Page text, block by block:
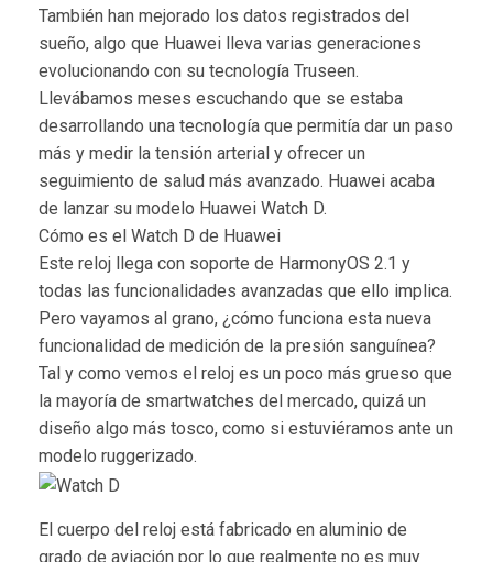
También han mejorado los datos registrados del
sueño, algo que Huawei lleva varias generaciones
evolucionando con su tecnología Truseen.
Llevábamos meses escuchando que se estaba
desarrollando una tecnología que permitía dar un paso
más y medir la tensión arterial y ofrecer un
seguimiento de salud más avanzado. Huawei acaba
de lanzar su modelo Huawei Watch D.
Cómo es el Watch D de Huawei
Este reloj llega con soporte de HarmonyOS 2.1 y
todas las funcionalidades avanzadas que ello implica.
Pero vayamos al grano, ¿cómo funciona esta nueva
funcionalidad de medición de la presión sanguínea?
Tal y como vemos el reloj es un poco más grueso que
la mayoría de smartwatches del mercado, quizá un
diseño algo más tosco, como si estuviéramos ante un
modelo ruggerizado.
El cuerpo del reloj está fabricado en aluminio de
grado de aviación por lo que realmente no es muy